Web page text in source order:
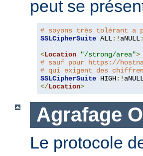
peut se
# soyons très tolérant a
SSLCipherSuite ALL:! aNULL:
<Location "/strong/area">
# sauf pour https://
# qui exigent des
SSLCipherSuite HIGH:!
</Location>
Agrafage
Le protocole